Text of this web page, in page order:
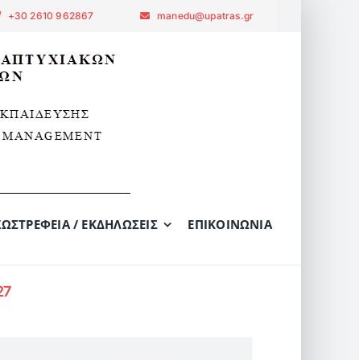
+30 2610 962867 manedu@upatras.gr
/ ΕΚΔΗΛΏΣΕΙΣ ΕΠΙΚΟΙΝΩΝΊΑ